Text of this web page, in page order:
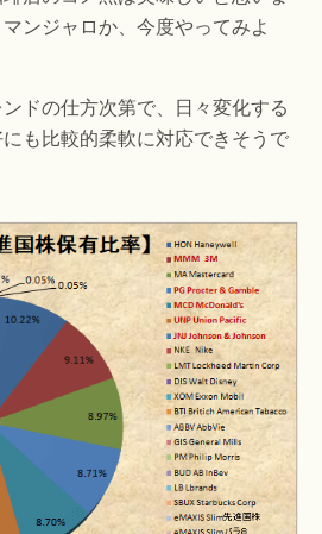
ンジャロか、今度やってみよ
ドの仕方次第で、日々変化する
も比較的柔軟に対応できそうで